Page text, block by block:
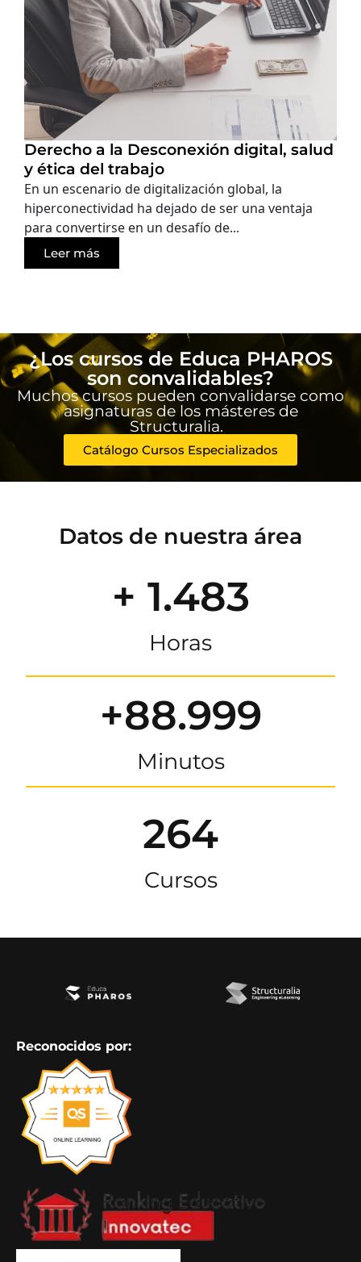
Derecho a la Desconexión digital, salud
y ética del trabajo
En un escenario de digitalización global, la
hiperconectividad ha dejado de ser una ventaja
para convertirse en un desafío de...
Leer más
¿Los cursos de Educa PHAROS
son convalidables?
Muchos cursos pueden convalidarse como
asignaturas de los másteres de
Structuralia.
Catálogo Cursos Especializados
Datos de nuestra área
+ 1.483
Horas
+88.999
Minutos
264
Cursos
Reconocidos por: